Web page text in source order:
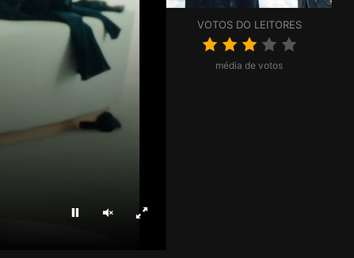
PararLigar somEcrã inteiro
VOTOS DO LEITORES
média de votos